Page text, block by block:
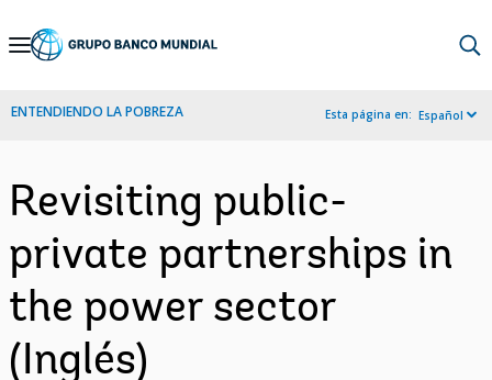
Skip
Navigation
ENTENDIENDO LA POBREZA Esta página en: Español
Revisiting public-
private partnerships in
the power sector
(Inglés)